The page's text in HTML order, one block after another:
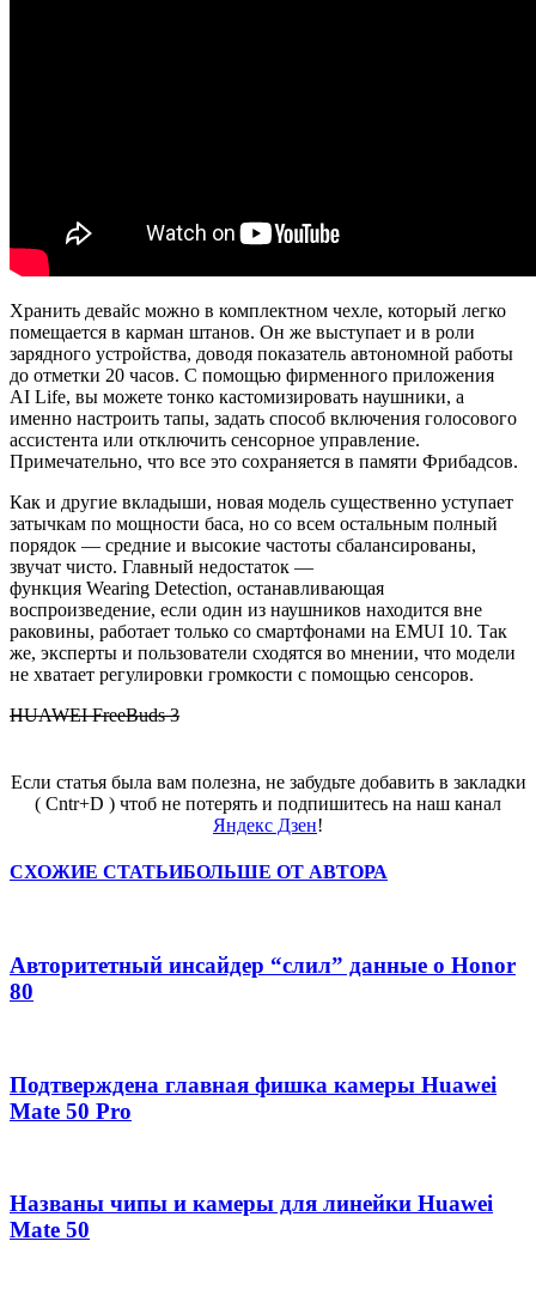
Хранить девайс можно в комплектном чехле, который легко
помещается в карман штанов. Он же выступает и в роли
зарядного устройства, доводя показатель автономной работы
до отметки 20 часов. С помощью фирменного приложения
AI Life, вы можете тонко кастомизировать наушники, а
именно настроить тапы, задать способ включения голосового
ассистента или отключить сенсорное управление.
Примечательно, что все это сохраняется в памяти Фрибадсов.
Как и другие вкладыши, новая модель существенно уступает
затычкам по мощности баса, но со всем остальным полный
порядок — средние и высокие частоты сбалансированы,
звучат чисто. Главный недостаток —
функция Wearing Detection, останавливающая
воспроизведение, если один из наушников находится вне
раковины, работает только со смартфонами на EMUI 10. Так
же, эксперты и пользователи сходятся во мнении, что модели
не хватает регулировки громкости с помощью сенсоров.
HUAWEI FreeBuds 3
Если статья была вам полезна, не забудьте добавить в закладки
( Cntr+D ) чтоб не потерять и подпишитесь на наш канал
Яндекс Дзен!
СХОЖИЕ СТАТЬИБОЛЬШЕ ОТ АВТОРА
Авторитетный инсайдер “слил” данные о Honor
80
Подтверждена главная фишка камеры Huawei
Mate 50 Pro
Названы чипы и камеры для линейки Huawei
Mate 50